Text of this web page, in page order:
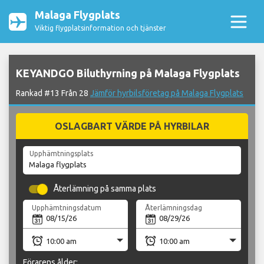
Malaga Flygplats
Viktig flygplatsinformation och tjänster
KEYANDGO Biluthyrning på Malaga Flygplats
Rankad #13 Från 28 Jämför hyrbilsföretag på Malaga Flygplats
OSLAGBART VÄRDE PÅ HYRBILAR
Upphämtningsplats
Återlämning på samma plats
Upphämtningsdatum Återlämningsdag